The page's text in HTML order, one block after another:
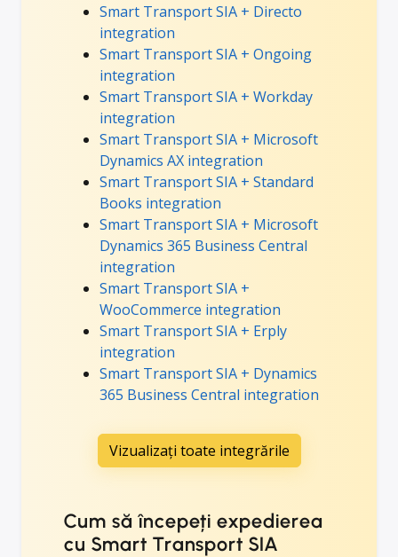
Smart Transport SIA + Directo
integration
Smart Transport SIA + Ongoing
integration
Smart Transport SIA + Workday
integration
Smart Transport SIA + Microsoft
Dynamics AX integration
Smart Transport SIA + Standard
Books integration
Smart Transport SIA + Microsoft
Dynamics 365 Business Central
integration
Smart Transport SIA +
WooCommerce integration
Smart Transport SIA + Erply
integration
Smart Transport SIA + Dynamics
365 Business Central integration
Vizualizați toate integrările
Cum să începeți expedierea
cu Smart Transport SIA